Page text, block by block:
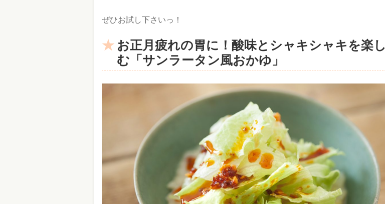
ぜひお試し下さいっ！
お正月疲れの胃に！酸味とシャキシャキを楽し
む「サンラータン風おかゆ」